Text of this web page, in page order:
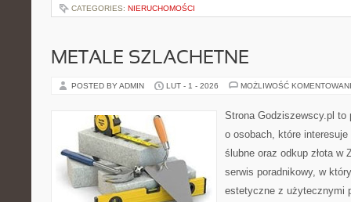
CATEGORIES: NIERUCHOMOŚCI
METALE SZLACHETNE
POSTED BY ADMIN LUT - 1 - 2026 MOŻLIWOŚĆ
Strona Godziszewscy.pl to
o osobach, które
ślubne oraz odkup złota w
serwis poradnikowy, w
estetyczne z użytecznymi